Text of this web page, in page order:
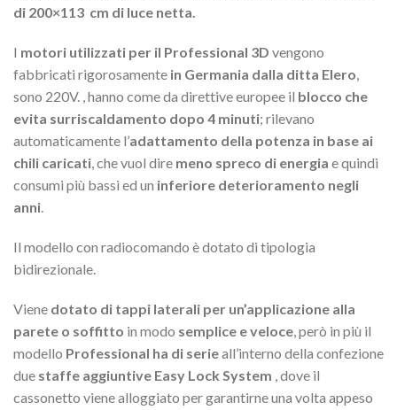
di 200×113 cm di luce netta.
I motori utilizzati per il Professional 3D vengono
fabbricati rigorosamente in Germania dalla ditta Elero,
sono 220V. , hanno come da direttive europee il blocco che
evita surriscaldamento dopo 4 minuti; rilevano
automaticamente l’adattamento della potenza in base ai
chili caricati, che vuol dire meno spreco di energia e quindi
consumi più bassi ed un inferiore deterioramento negli
anni.
Il modello con radiocomando è dotato di tipologia
bidirezionale.
Viene dotato di tappi laterali per un’applicazione alla
parete o soffitto in modo semplice e veloce, però in più il
modello Professional ha di serieall’interno della confezione
due staffe aggiuntive Easy Lock System , dove il
cassonetto viene alloggiato per garantirne una volta appeso